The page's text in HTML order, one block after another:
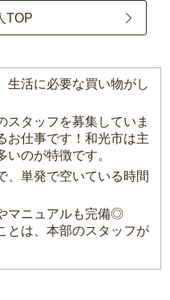
TOP
生活に必要な買い物がし
スタッフを募集していま
お仕事です！和光市は主
のが特徴です。
、単発で空いている時間
マニュアルも完備◎
とは、本部のスタッフが